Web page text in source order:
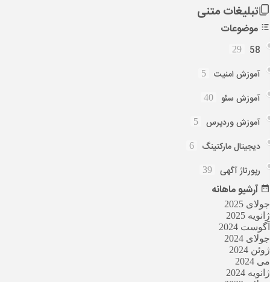
تبلیغات متنی
موضوعات
58
29
آموزش امنیت 5
آموزش سئو 40
آموزش وردپرس 5
دیجیتال مارکتینگ 6
رپورتاژ آگهی 39
آرشیوماهانه
جولای 2025
ژانویه 2025
آگوست 2024
جولای 2024
ژوئن 2024
می 2024
ژانویه 2024